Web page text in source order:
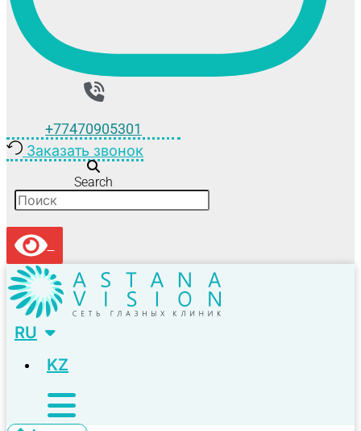
+77470905301
Заказать звонок
Search
RU
KZ